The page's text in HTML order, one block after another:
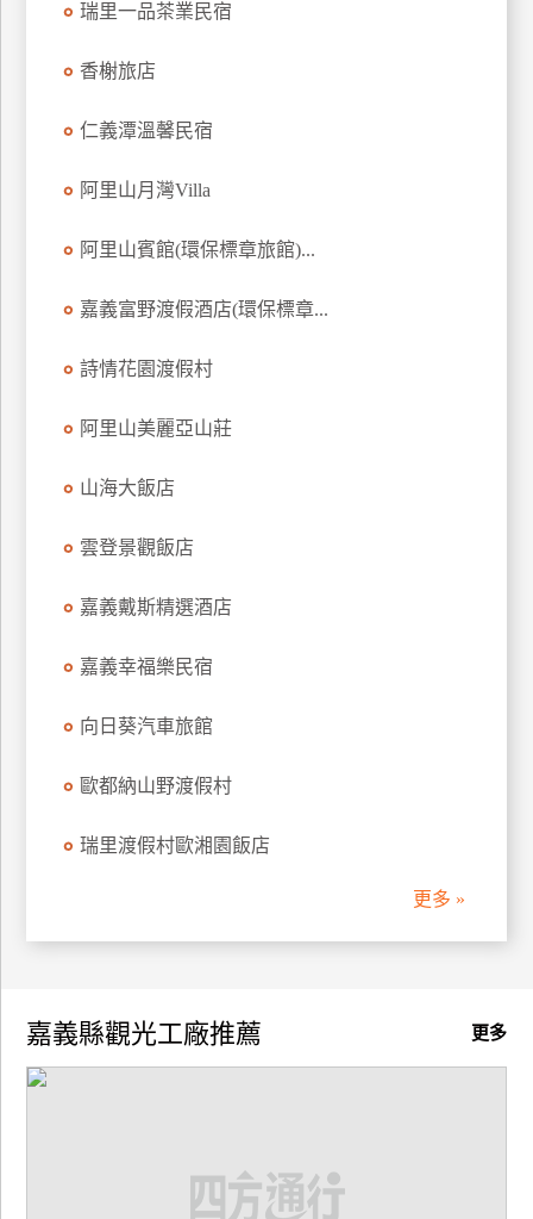
飯
作
瑞里一品茶業民宿
香榭旅店
仁義潭溫馨民宿
阿里山月灣Villa
阿里山賓館(環保標章旅館)...
嘉義富野渡假酒店(環保標章...
詩情花園渡假村
阿里山美麗亞山莊
山海大飯店
雲登景觀飯店
嘉義戴斯精選酒店
嘉義幸福樂民宿
向日葵汽車旅館
歐都納山野渡假村
瑞里渡假村歐湘園飯店
更多 »
更多
嘉義縣觀光工廠推薦